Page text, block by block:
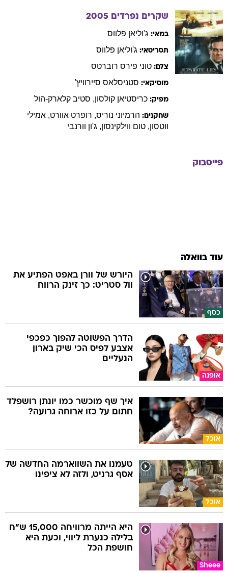
שקרים נפרדים 2005
במאי: ג'וליאן פלווס
תסריטאי: ג'וליאן פלווס
צלם: טוני פירס רוברטס
מוסיקאי: סטניסלאס סיירוויץ'
מפיק: כריסטיאן קולסון, סטיב קלארק-הול
שחקנים: הרמיוני נוריס, רופרט אוורט, אמילי
ווטסון, טום ווילקינסון, ג'ון וורנבי
פייסבוק
עוד בוואלה
כסף
היורש של וורן באפט הפתיע את
וול סטריט: כך זינק הרווח
אופנה
הדרך הפשוטה להפוך כפכפי
אצבע לפיס הכי שיק בארון
הנעליים
אוכל
איך שף מוכשר כמו יונתן רושפלד
חתום על כזו ארוחה גרועה?
אוכל
טעמנו את השווארמה החדשה של
אסף גרניט, ולזה לא ציפינו
Sheee
היא הייתה מרוויחה 15,000 ש"ח
בלילה כנערת ליווי, וכעת היא
חושפת הכל